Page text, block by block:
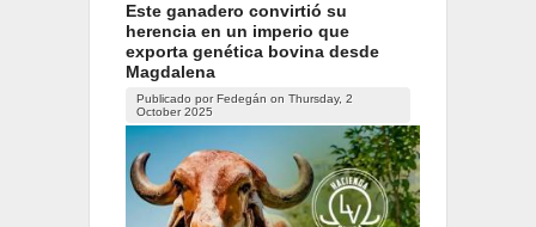
Este ganadero convirtió su
herencia en un imperio que
exporta genética bovina desde
Magdalena
Publicado por Fedegán on Thursday, 2
October 2025